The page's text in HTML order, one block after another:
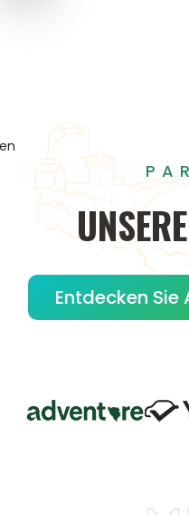
UNSERE
Entdecken Sie